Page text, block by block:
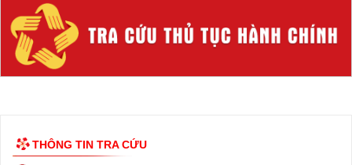
THÔNG TIN TRA CỨU